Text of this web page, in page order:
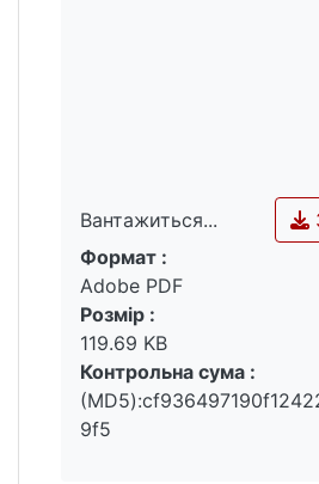
Вантажиться...
Вантажиться...
Формат :
Adobe PDF
Розмір :
119.69 KB
Контрольна сума :
9f5